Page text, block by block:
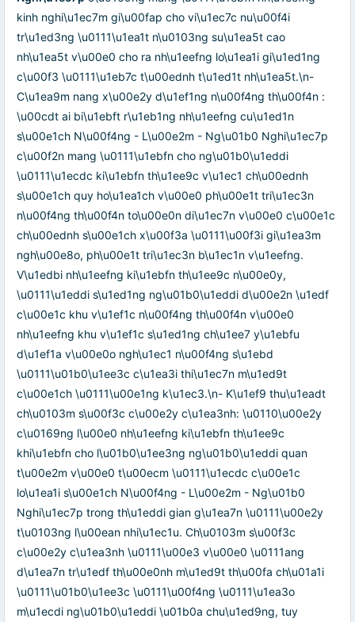
kinh nghi\u1ec7m gi\u00fap cho vi\u1ec7c nu\u00f4i
tr\u1ed3ng \u0111\u1ea1t n\u0103ng su\u1ea5t cao
nh\u1ea5t v\u00e0 cho ra nh\u1eefng lo\u1ea1i gi\u1ed1ng
c\u00f3 \u0111\u1eb7c t\u00ednh t\u1ed1t nh\u1ea5t.\n-
C\u1ea9m nang x\u00e2y d\u1ef1ng n\u00f4ng th\u00f4n :
\u00cdt ai bi\u1ebft r\u1eb1ng nh\u1eefng cu\u1ed1n
s\u00e1ch N\u00f4ng - L\u00e2m - Ng\u01b0 Nghi\u1ec7p
c\u00f2n mang \u0111\u1ebfn cho ng\u01b0\u1eddi
\u0111\u1ecdc ki\u1ebfn th\u1ee9c v\u1ec1 ch\u00ednh
s\u00e1ch quy ho\u1ea1ch v\u00e0 ph\u00e1t tri\u1ec3n
n\u00f4ng th\u00f4n to\u00e0n di\u1ec7n v\u00e0 c\u00e1c
ch\u00ednh s\u00e1ch x\u00f3a \u0111\u00f3i gi\u1ea3m
ngh\u00e8o, ph\u00e1t tri\u1ec3n b\u1ec1n v\u1eefng.
V\u1edbi nh\u1eefng ki\u1ebfn th\u1ee9c n\u00e0y,
\u0111\u1eddi s\u1ed1ng ng\u01b0\u1eddi d\u00e2n \u1edf
c\u00e1c khu v\u1ef1c n\u00f4ng th\u00f4n v\u00e0
nh\u1eefng khu v\u1ef1c s\u1ed1ng ch\u1ee7 y\u1ebfu
d\u1ef1a v\u00e0o ngh\u1ec1 n\u00f4ng s\u1ebd
\u0111\u01b0\u1ee3c c\u1ea3i thi\u1ec7n m\u1ed9t
c\u00e1ch \u0111\u00e1ng k\u1ec3.\n- K\u1ef9 thu\u1eadt
ch\u0103m s\u00f3c c\u00e2y c\u1ea3nh: \u0110\u00e2y
c\u0169ng l\u00e0 nh\u1eefng ki\u1ebfn th\u1ee9c
khi\u1ebfn cho l\u01b0\u1ee3ng ng\u01b0\u1eddi quan
t\u00e2m v\u00e0 t\u00ecm \u0111\u1ecdc c\u00e1c
lo\u1ea1i s\u00e1ch N\u00f4ng - L\u00e2m - Ng\u01b0
Nghi\u1ec7p trong th\u1eddi gian g\u1ea7n \u0111\u00e2y
t\u0103ng l\u00ean nhi\u1ec1u. Ch\u0103m s\u00f3c
c\u00e2y c\u1ea3nh \u0111\u00e3 v\u00e0 \u0111ang
d\u1ea7n tr\u1edf th\u00e0nh m\u1ed9t th\u00fa ch\u01a1i
\u0111\u01b0\u1ee3c \u0111\u00f4ng \u0111\u1ea3o
m\u1ecdi ng\u01b0\u1eddi \u01b0a chu\u1ed9ng, tuy